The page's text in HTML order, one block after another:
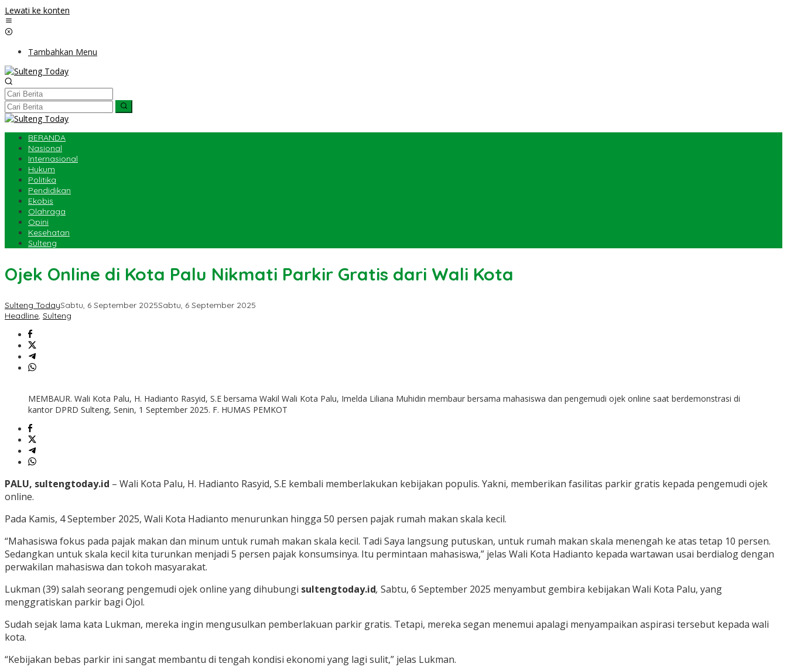
Lewati ke konten
Tambahkan Menu
BERANDA
Nasional
Internasional
Hukum
Politika
Pendidikan
Ekobis
Olahraga
Opini
Kesehatan
Sulteng
Ojek Online di Kota Palu Nikmati Parkir Gratis dari Wali Kota
Sulteng TodaySabtu, 6 September 2025Sabtu, 6 September 2025
Headline, Sulteng
MEMBAUR. Wali Kota Palu, H. Hadianto Rasyid, S.E bersama Wakil Wali Kota Palu, Imelda Liliana Muhidin membaur bersama mahasiswa dan pengemudi ojek online saat berdemonstrasi di
kantor DPRD Sulteng, Senin, 1 September 2025. F. HUMAS PEMKOT
PALU, sultengtoday.id – Wali Kota Palu, H. Hadianto Rasyid, S.E kembali memberlakukan kebijakan populis. Yakni, memberikan fasilitas parkir gratis kepada pengemudi ojek
online.
Pada Kamis, 4 September 2025, Wali Kota Hadianto menurunkan hingga 50 persen pajak rumah makan skala kecil.
“Mahasiswa fokus pada pajak makan dan minum untuk rumah makan skala kecil. Tadi Saya langsung putuskan, untuk rumah makan skala menengah ke atas tetap 10 persen.
Sedangkan untuk skala kecil kita turunkan menjadi 5 persen pajak konsumsinya. Itu permintaan mahasiswa,” jelas Wali Kota Hadianto kepada wartawan usai berdialog dengan
perwakilan mahasiswa dan tokoh masyarakat.
Lukman (39) salah seorang pengemudi ojek online yang dihubungi sultengtoday.id, Sabtu, 6 September 2025 menyambut gembira kebijakan Wali Kota Palu, yang
menggratiskan parkir bagi Ojol.
Sudah sejak lama kata Lukman, mereka ingin mengusulkan pemberlakuan parkir gratis. Tetapi, mereka segan menemui apalagi menyampaikan aspirasi tersebut kepada wali
kota.
“Kebijakan bebas parkir ini sangat membantu di tengah kondisi ekonomi yang lagi sulit,” jelas Lukman.